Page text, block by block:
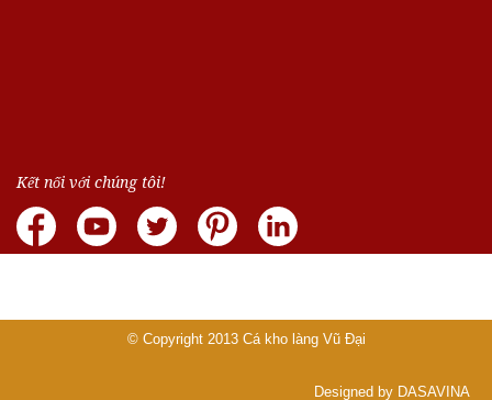
Kết nối với chúng tôi!
© Copyright 2013 Cá kho làng Vũ Đại
Designed by DASAVINA